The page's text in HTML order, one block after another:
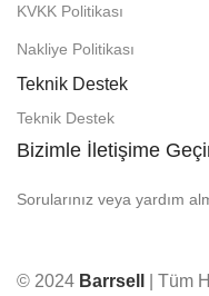
KVKK Politikası
Nakliye Politikası
Teknik Destek
Teknik Destek
Bizimle İletişime
Sorularınız veya yardım
© 2024 Barrsell | Tüm